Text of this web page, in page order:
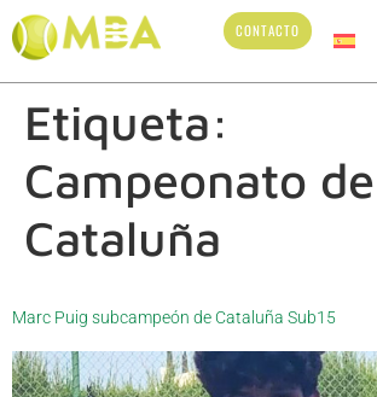
CONTACTO
Etiqueta:
Campeonato de
Cataluña
Marc Puig subcampeón de Cataluña Sub15